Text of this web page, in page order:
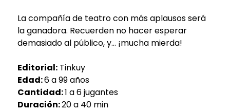
La compañía de teatro con más aplausos será
la ganadora. Recuerden no hacer esperar
demasiado al público, y… ¡mucha mierda!
Editorial:Tinkuy
Edad:6 a 99 años
Cantidad:1 a 6 jugantes
Duración:20 a 40 min